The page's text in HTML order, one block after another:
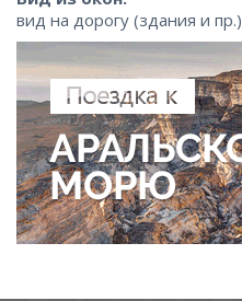
вид на дорогу (здания и пр.)